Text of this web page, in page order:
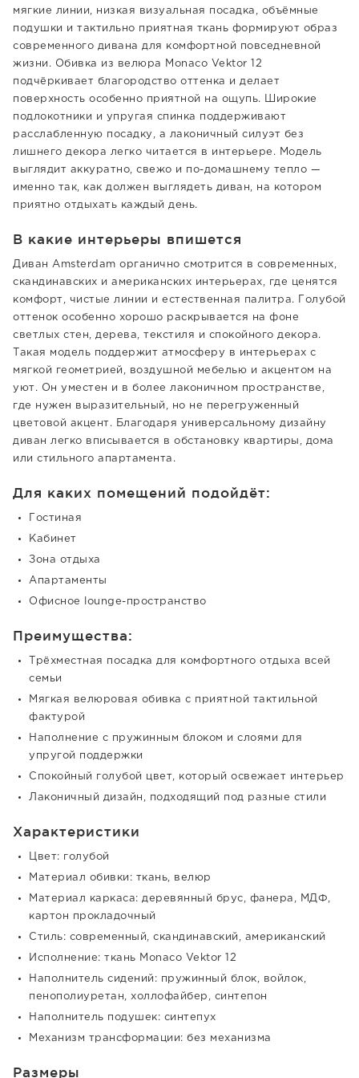
мягкие линии, низкая визуальная посадка, объёмные
подушки и тактильно приятная ткань формируют образ
современного дивана для комфортной повседневной
жизни. Обивка из велюра Monaco Vektor 12
подчёркивает благородство оттенка и делает
поверхность особенно приятной на ощупь. Широкие
подлокотники и упругая спинка поддерживают
расслабленную посадку, а лаконичный силуэт без
лишнего декора легко читается в интерьере. Модель
выглядит аккуратно, свежо и по-домашнему тепло —
именно так, как должен выглядеть диван, на котором
приятно отдыхать каждый день.
В какие интерьеры впишется
Диван Amsterdam органично смотрится в современных,
скандинавских и американских интерьерах, где ценятся
комфорт, чистые линии и естественная палитра. Голубой
оттенок особенно хорошо раскрывается на фоне
светлых стен, дерева, текстиля и спокойного декора.
Такая модель поддержит атмосферу в интерьерах с
мягкой геометрией, воздушной мебелью и акцентом на
уют. Он уместен и в более лаконичном пространстве,
где нужен выразительный, но не перегруженный
цветовой акцент. Благодаря универсальному дизайну
диван легко вписывается в обстановку квартиры, дома
или стильного апартамента.
Для каких помещений подойдёт:
Гостиная
Кабинет
Зона отдыха
Апартаменты
Офисное lounge-пространство
Преимущества:
Трёхместная посадка для комфортного отдыха всей
семьи
Мягкая велюровая обивка с приятной тактильной
фактурой
Наполнение с пружинным блоком и слоями для
упругой поддержки
Спокойный голубой цвет, который освежает интерьер
Лаконичный дизайн, подходящий под разные стили
Характеристики
Цвет: голубой
Материал обивки: ткань, велюр
Материал каркаса: деревянный брус, фанера, МДФ,
картон прокладочный
Стиль: современный, скандинавский, американский
Исполнение: ткань Monaco Vektor 12
Наполнитель сидений: пружинный блок, войлок,
пенополиуретан, холлофайбер, синтепон
Наполнитель подушек: синтепух
Механизм трансформации: без механизма
Размеры